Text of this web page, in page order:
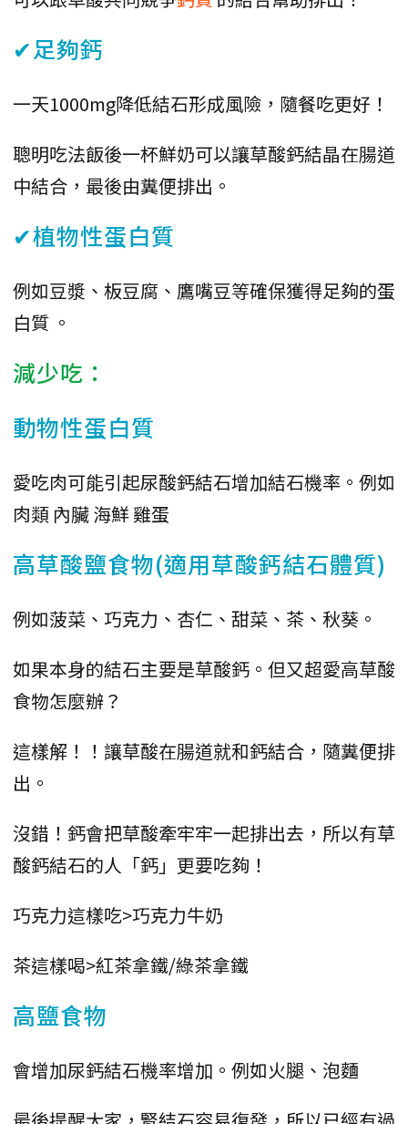
✔足夠鈣
一天1000mg降低結石形成風險，隨餐吃更好！
聰明吃法飯後一杯鮮奶可以讓草酸鈣結晶在腸道
中結合，最後由糞便排出。
✔植物性蛋白質
例如豆漿、板豆腐、鷹嘴豆等確保獲得足夠的蛋
白質 。
減少吃：
動物性蛋白質
愛吃肉可能引起尿酸鈣結石增加結石機率。例如
肉類 內臟 海鮮 雞蛋
高草酸鹽食物(適用草酸鈣結石體質)
例如菠菜、巧克力、杏仁、甜菜、茶、秋葵。
如果本身的結石主要是草酸鈣。但又超愛高草酸
食物怎麼辦？
這樣解！！讓草酸在腸道就和鈣結合，隨糞便排
出。
沒錯！鈣會把草酸牽牢牢一起排出去，所以有草
酸鈣結石的人「鈣」更要吃夠！
巧克力這樣吃>巧克力牛奶
茶這樣喝>紅茶拿鐵/綠茶拿鐵
高鹽食物
會增加尿鈣結石機率增加。例如火腿、泡麵